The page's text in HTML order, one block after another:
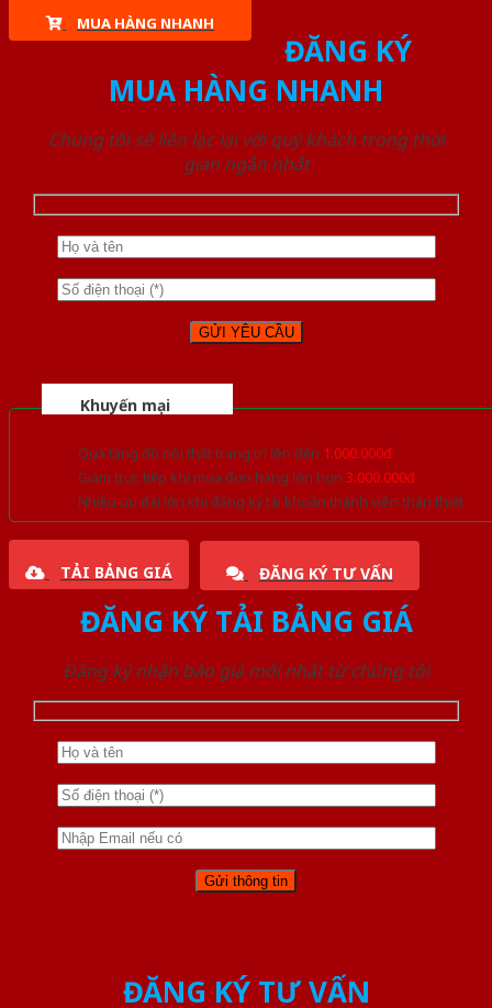
MUA HÀNG NHANH
ĐĂNG KÝ
MUA HÀNG NHANH
Chúng tôi sẽ liên lạc lại với quý khách trong thời
gian ngắn nhất
Khuyến mại
Quà tặng đồ nội thất trang trí lên đến 1.000.000đ
Giảm trực tiếp khi mua đơn hàng lớn hơn 3.000.000đ
Nhiều ưu đãi lớn khi đăng ký tài khoản thành viên thân thiết
TẢI BẢNG GIÁ ĐĂNG KÝ TƯ VẤN
ĐĂNG KÝ TẢI BẢNG GIÁ
Đăng ký nhận báo giá mới nhất từ chúng tôi
ĐĂNG KÝ TƯ VẤN